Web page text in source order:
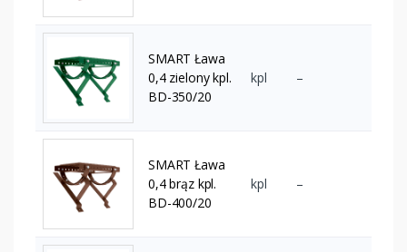
SMART Ława
0,4 zielony kpl.
BD-350/20
kpl –
SMART Ława
0,4 brąz kpl.
BD-400/20
kpl –